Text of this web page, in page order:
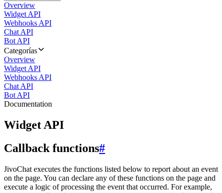
Overview
Widget API
Webhooks API
Chat API
Bot API
Categorías
Overview
Widget API
Webhooks API
Chat API
Bot API
Documentation
Widget API
Callback functions#
JivoChat executes the functions listed below to report about an event
on the page. You can declare any of these functions on the page and
execute a logic of processing the event that occurred. For example,